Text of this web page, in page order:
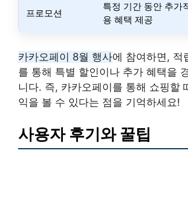
프로모션
특정 기간 동안 추가
용 혜택 제공
카카오페이 8월 행사에 참여하면, 적
를 통해 특별 할인이나 추가 혜택을
니다. 즉, 카카오페이를 통해 쇼핑할
익을 볼 수 있다는 점을 기억하세요!
사용자 후기와 꿀팁